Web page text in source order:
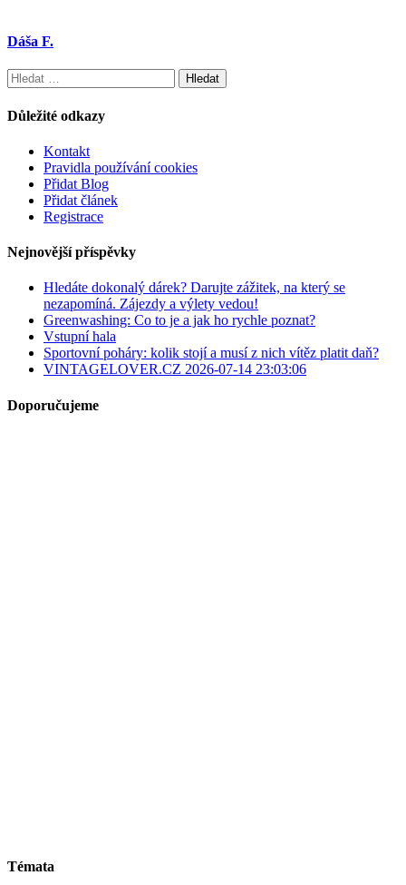
Dáša F.
Vyhledávání
Důležité odkazy
Kontakt
Pravidla používání cookies
Přidat Blog
Přidat článek
Registrace
Nejnovější příspěvky
Hledáte dokonalý dárek? Darujte zážitek, na který se
nezapomíná. Zájezdy a výlety vedou!
Greenwashing: Co to je a jak ho rychle poznat?
Vstupní hala
Sportovní poháry: kolik stojí a musí z nich vítěz platit daň?
VINTAGELOVER.CZ 2026-07-14 23:03:06
Doporučujeme
Témata